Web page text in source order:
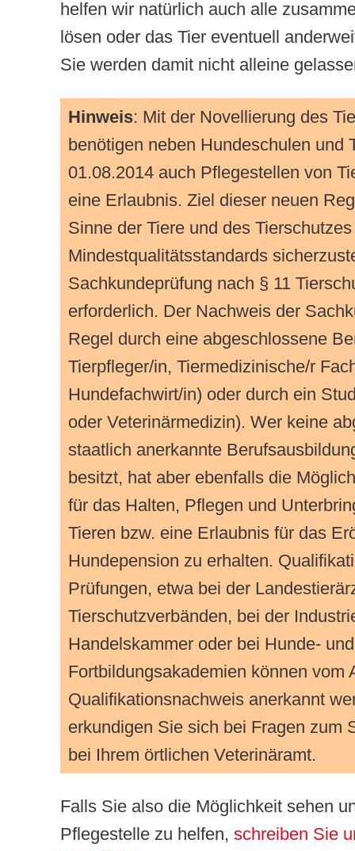
helfen wir natürlich auch alle
lösen oder das Tier eventuell
Sie werden damit nicht alleine
Hinweis: Mit der Novellierung des
benötigen neben Hundeschulen und
01.08.2014 auch Pflegestellen von
eine Erlaubnis. Ziel dieser neuen
Sinne der Tiere und des Tierschutzes
Mindestqualitätsstandards
Sachkundeprüfung nach § 11
erforderlich. Der Nachweis der
Regel durch eine abgeschlossene
Tierpfleger/in, Tiermedizinische/r
Hundefachwirt/in) oder durch ein
oder Veterinärmedizin). Wer keine
staatlich anerkannte
besitzt, hat aber ebenfalls die
für das Halten, Pflegen und
Tieren bzw. eine Erlaubnis für das
Hundepension zu erhalten.
Prüfungen, etwa bei der
Tierschutzverbänden, bei der
Handelskammer oder bei Hunde- und
Fortbildungsakademien können vom
Qualifikationsnachweis anerkannt
erkundigen Sie sich bei Fragen zum
bei Ihrem örtlichen Veterinäramt.
Falls Sie also die Möglichkeit sehen
Pflegestelle zu helfen, schreiben Sie